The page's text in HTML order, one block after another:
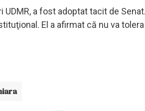
a fost adoptat tacit de
El a afirmat că nu va